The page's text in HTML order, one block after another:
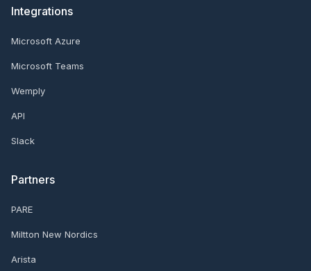
Integrations
Microsoft Azure
Microsoft Teams
Wemply
API
Slack
Partners
PARE
Miltton New Nordics
Arista